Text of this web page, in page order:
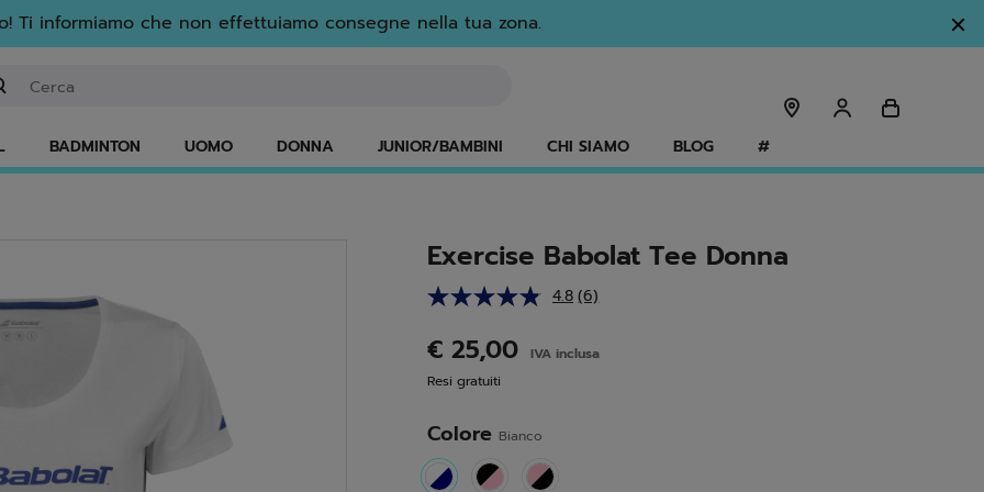
Ti informiamo che non effettuiamo consegne nella tua zona.
BADMINTON UOMO DONNA JUNIOR/BAMBINI CHI SIAMO BLOG #
Exercise Babolat Tee Donna
4.8 Leggi
Stesso
(6)
€ 25,00
IVA inclusa
Resi gratuiti
Colore Bianco